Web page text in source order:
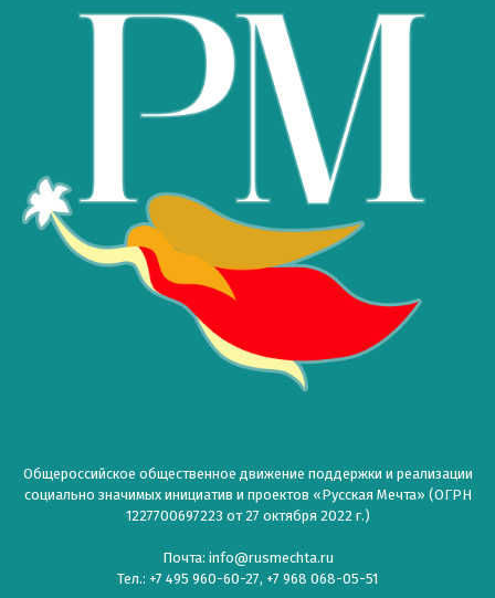
Общероссийское общественное движение поддержки и реализации
социально значимых инициатив и проектов «Русская Мечта» (ОГРН
1227700697223 от 27 октября 2022 г.)
Почта: info@rusmechta.ru
Тел.: +7 495 960-60-27, +7 968 068-05-51